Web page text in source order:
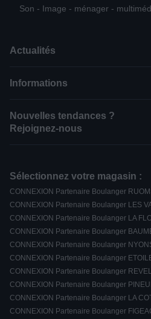
Son - Image - ménager -
Actualités
Informations
Nouvelles tendances ?
Rejoignez-nous
Sélectionnez votre magasin :
CONNEXION Partenaire Boulanger
CONNEXION Partenaire Boulanger LES
CONNEXION Partenaire Boulanger LA
CONNEXION Partenaire Boulanger
CONNEXION Partenaire Boulanger
CONNEXION Partenaire Boulanger
CONNEXION Partenaire Boulanger
CONNEXION Partenaire Boulanger
CONNEXION Partenaire Boulanger LA
CONNEXION Partenaire Boulanger